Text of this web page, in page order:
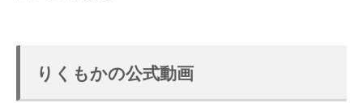
りくもかの公式動画